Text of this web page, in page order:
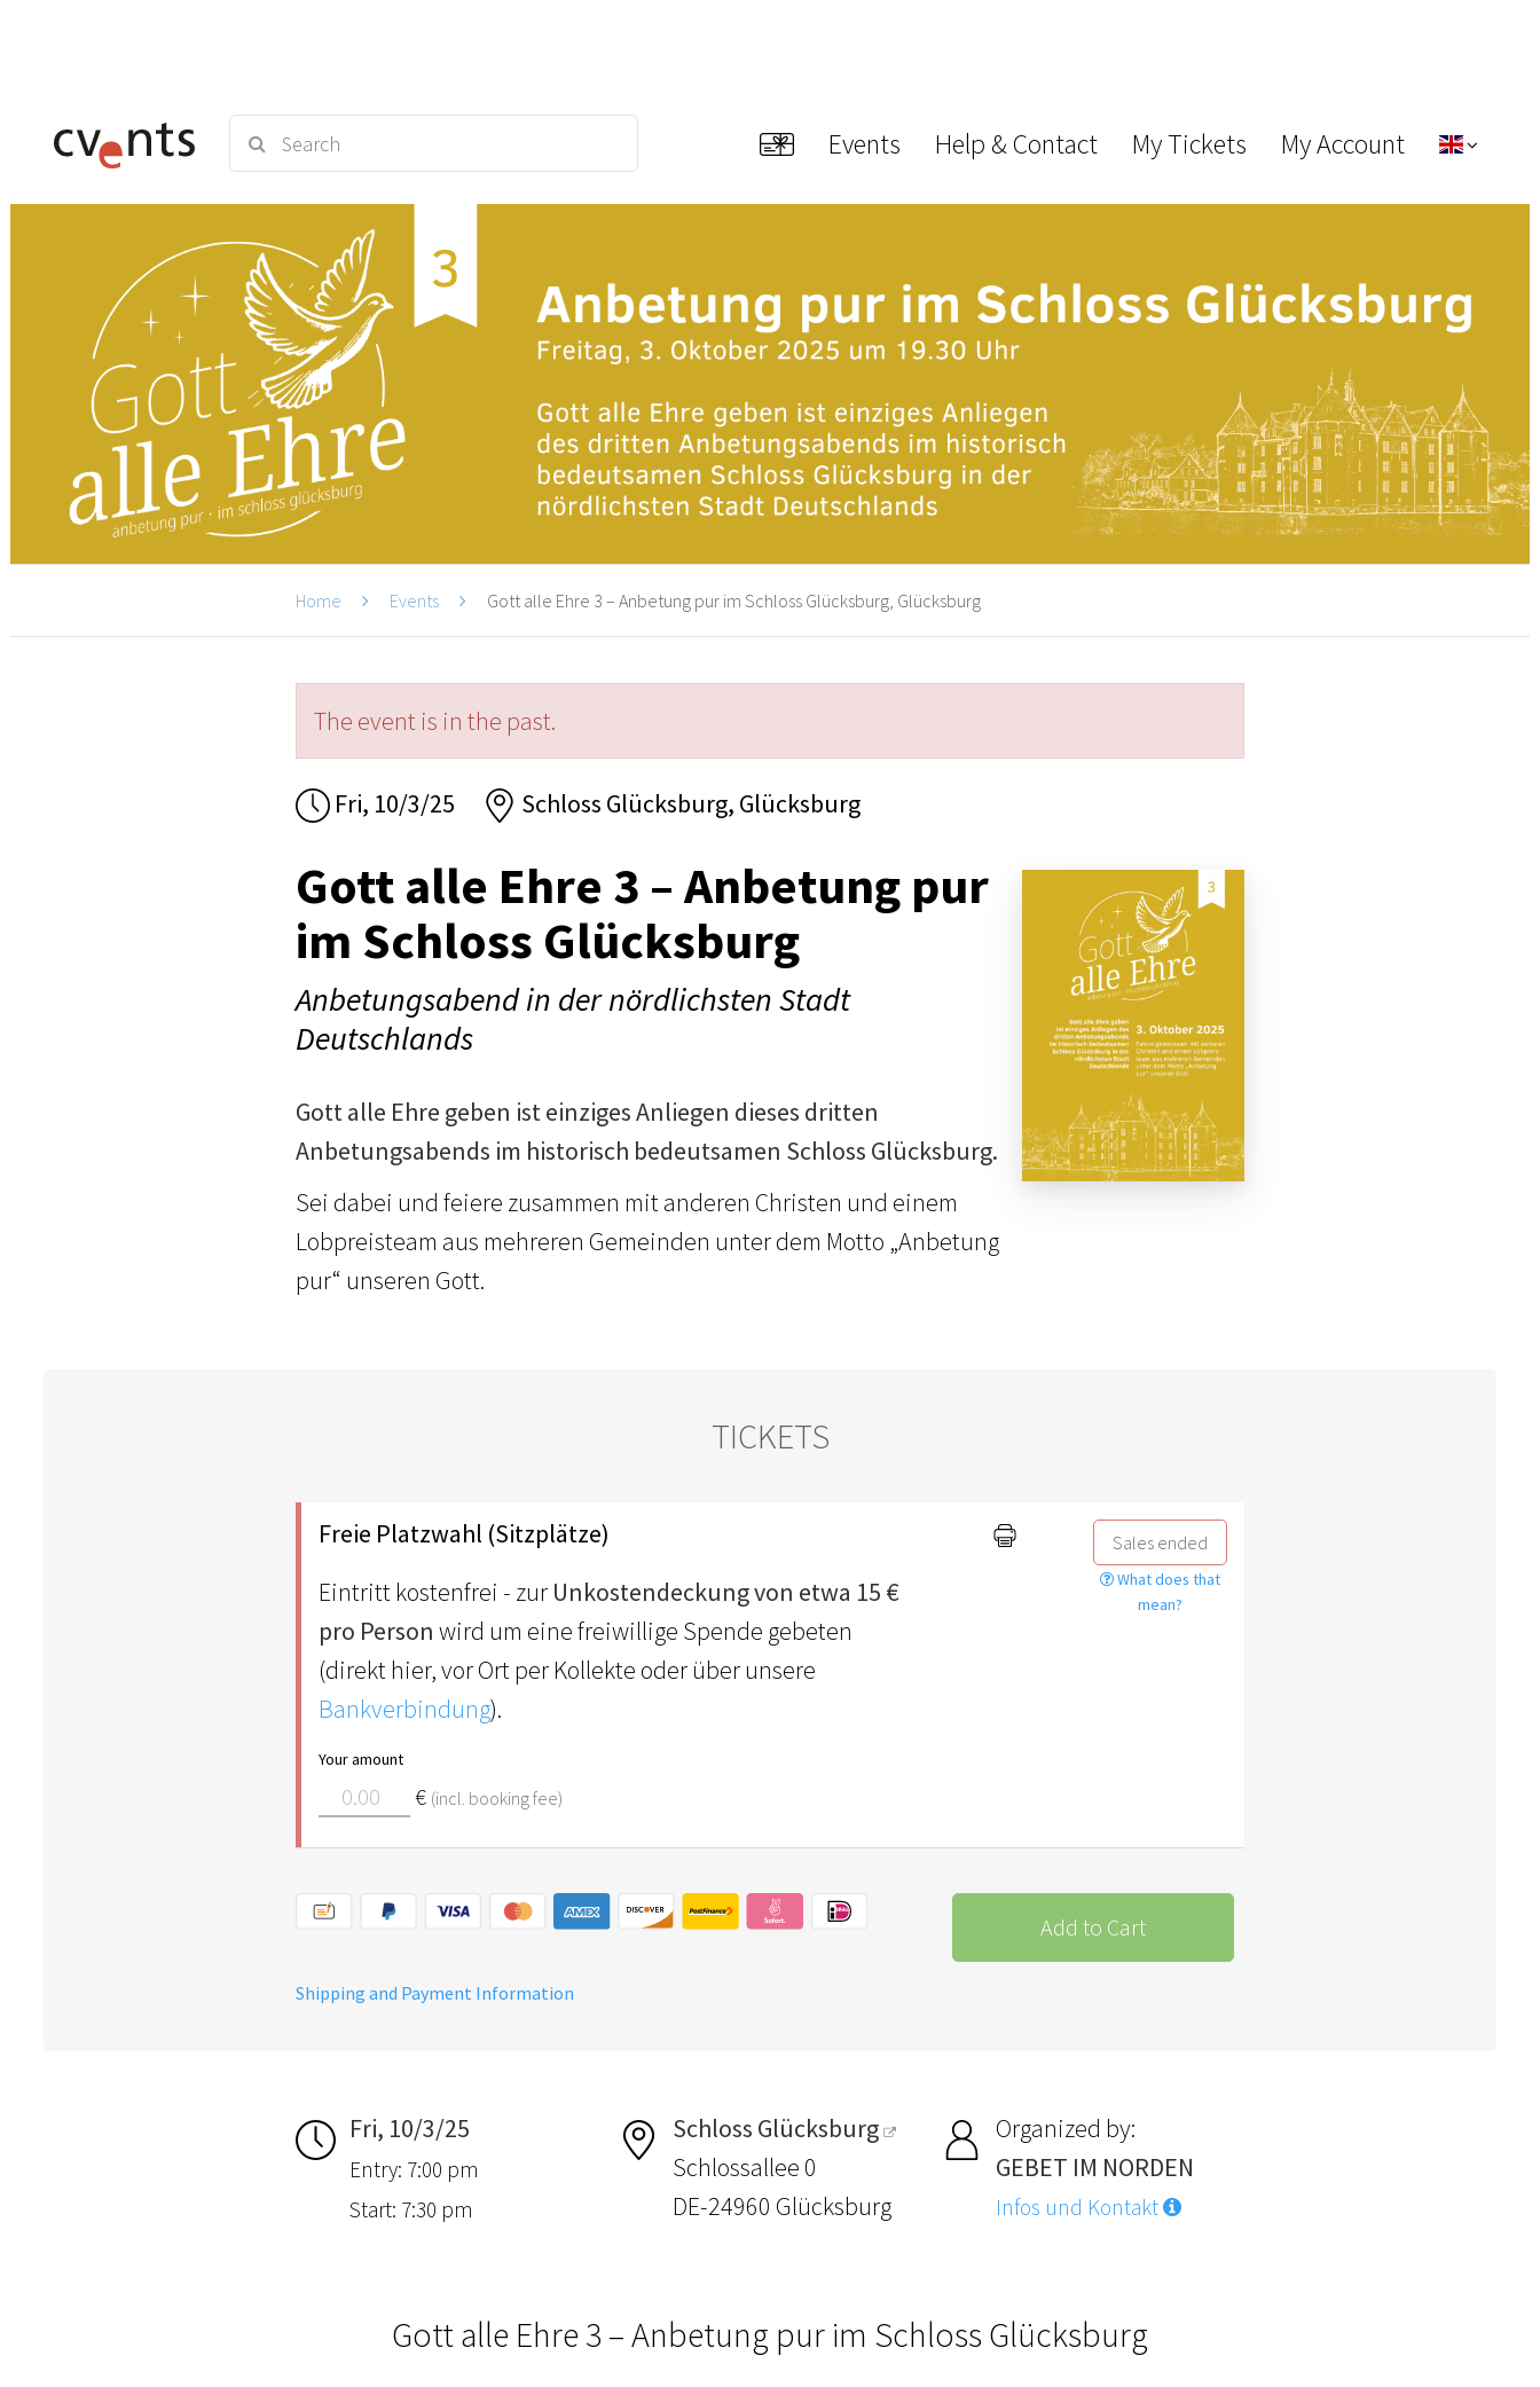
Events Help & Contact My Tickets My Account
Home Events Gott alle Ehre 3 – Anbetung pur im Schloss Glücksburg, Glücksburg
The event is in the past.
Fri, 10/3/25 Schloss Glücksburg, Glücksburg
Gott alle Ehre 3 – Anbetung pur
im Schloss Glücksburg
Anbetungsabend in der nördlichsten Stadt
Deutschlands
Gott alle Ehre geben ist einziges Anliegen dieses dritten
Anbetungsabends im historisch bedeutsamen Schloss Glücksburg.
Sei dabei und feiere zusammen mit anderen Christen und einem
Lobpreisteam aus mehreren Gemeinden unter dem Motto „Anbetung
pur“ unseren Gott.
TICKETS
Freie Platzwahl (Sitzplätze)
Eintritt kostenfrei - zur Unkostendeckung von etwa 15 €
pro Person wird um eine freiwillige Spende gebeten
(direkt hier, vor Ort per Kollekte oder über unsere
Bankverbindung).
Your amount
€ (incl. booking fee)
Sales ended
What does that
mean?
Add to Cart
Shipping and Payment Information
Fri, 10/3/25
Entry: 7:00 pm
Start: 7:30 pm
Schloss Glücksburg
Schlossallee 0
DE-24960 Glücksburg
Organized by:
GEBET IM NORDEN
Infos und Kontakt
Gott alle Ehre 3 – Anbetung pur im Schloss Glücksburg